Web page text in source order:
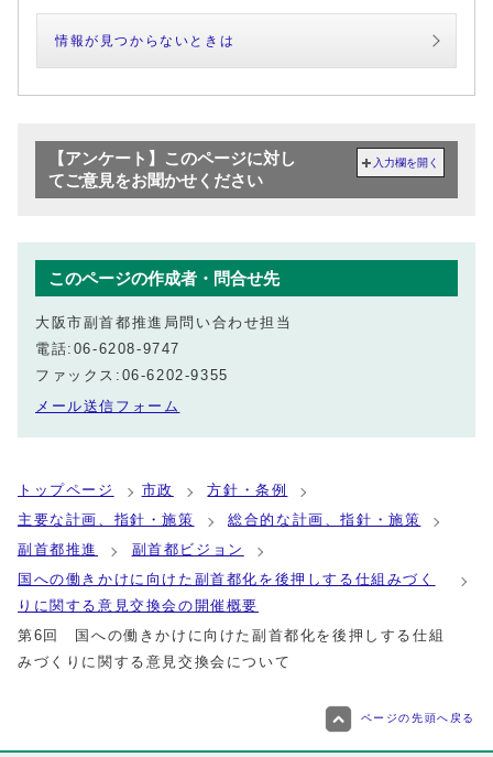
情報が見つからないときは
【アンケート】このページに対し
てご意見をお聞かせください
入力欄を開く
このページの作成者・問合せ先
大阪市副首都推進局問い合わせ担当
電話:06-6208-9747
ファックス:06-6202-9355
メール送信フォーム
トップページ 市政
方針・条例
主要な計画、指針・施策
総合的な計画、指針・施策
副首都推進
副首都ビジョン
国への働きかけに向けた副首都化を後押しする仕組みづく
りに関する意見交換会の開催概要
第6回 国への働きかけに向けた副首都化を後押しする仕組
みづくりに関する意見交換会について
ページの先頭へ戻る